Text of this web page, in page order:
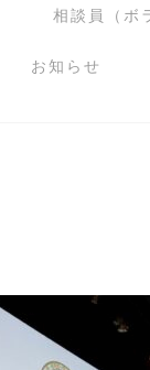
相談員（ボ
お知らせ